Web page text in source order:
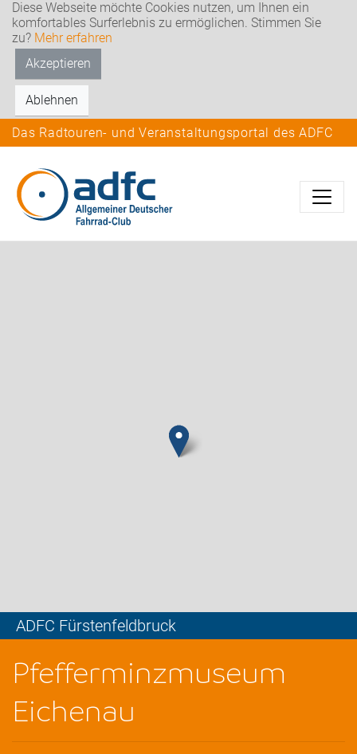
Diese Webseite möchte Cookies nutzen, um Ihnen ein
komfortables Surferlebnis zu ermöglichen. Stimmen Sie
zu? Mehr erfahren
Akzeptieren
Ablehnen
Das Radtouren- und Veranstaltungsportal des ADFC
ADFC Fürstenfeldbruck
Pfefferminzmuseum
Eichenau